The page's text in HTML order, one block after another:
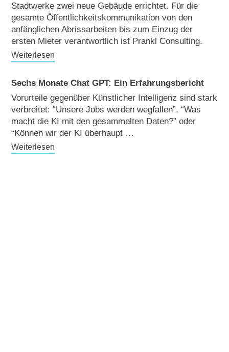
Stadtwerke zwei neue Gebäude errichtet. Für die
gesamte Öffentlichkeitskommunikation von den
anfänglichen Abrissarbeiten bis zum Einzug der
ersten Mieter verantwortlich ist Prankl Consulting.
Weiterlesen
Sechs Monate Chat GPT: Ein Erfahrungsbericht
Vorurteile gegenüber Künstlicher Intelligenz sind stark
verbreitet: “Unsere Jobs werden wegfallen”, “Was
macht die KI mit den gesammelten Daten?” oder
“Können wir der KI überhaupt …
Weiterlesen